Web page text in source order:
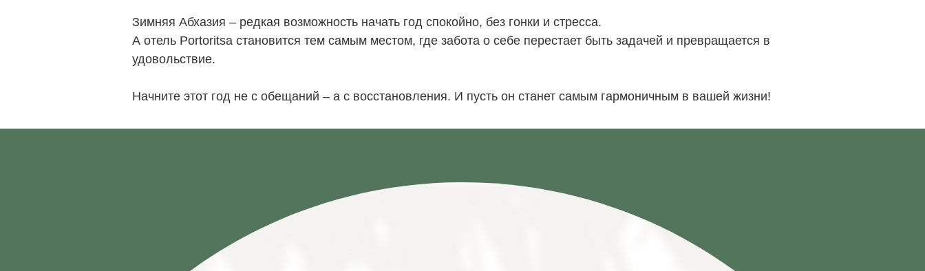
Зимняя Абхазия – редкая возможность начать год спокойно, без гонки и стресса.
А отель Portoritsa становится тем самым местом, где забота о себе перестает быть задачей и превращается в
удовольствие.
Начните этот год не с обещаний – а с восстановления. И пусть он станет самым гармоничным в вашей жизни!
г. Гагры, пос.Цандрипш,
8-800-600-49-57
info@portoritsa.ru
КАРТА САЙТА